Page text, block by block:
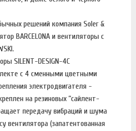
решений компания Soler &
BARCELONA и вентиляторы с
SILENT-DESIGN-4C
с 4 сменными цветными
электродвигателя -
на резиновых “сайлент-
передачу вибраций и шума
вентилятора (запатентованная